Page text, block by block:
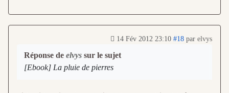
14 Fév 2012 23:10 #18 par elvys
Réponse de elvys sur le sujet
[Ebook] La pluie de pierres